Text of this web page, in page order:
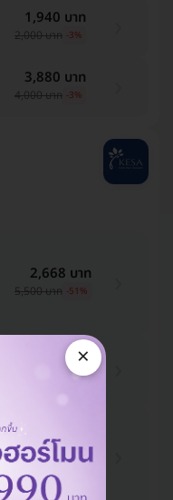
1,940 บาท
2,000 บาท -3%
3,880 บาท
4,000 บาท -3%
2,668 บาท
5,500 บาท -51%
12,125 บาท
-3%
14,550 บาท
30,000 บาท -52%
×